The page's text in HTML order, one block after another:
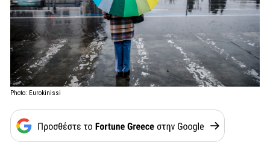
Photo: Eurokinissi